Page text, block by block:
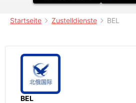
Startseite Zustelldienste BEL
BEL